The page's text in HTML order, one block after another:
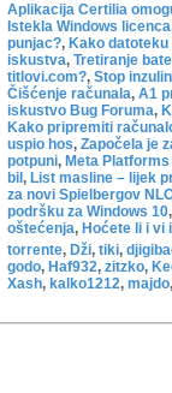
Aplikacija Certilia
Istekla Windows licenca
punjac?, Kako
iskustva, Tretiranje
titlovi.com?, Stop
Čišćenje računala, A1
iskustvo Bug Foruma,
Kako pripremiti
uspio hos, Započela je
potpuni, Meta
bil , List masline – lijek
za novi Spielbergov
podršku za Windows 10,
oštećenja, Hoćete li i vi
torrente, Dži, tiki,
godo, Haf932, zitzko,
Xash, kalko1212, majdo,